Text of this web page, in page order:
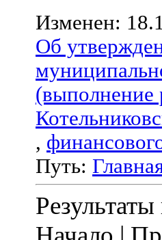
Изменен:
Об
(выполнение
,
Путь: